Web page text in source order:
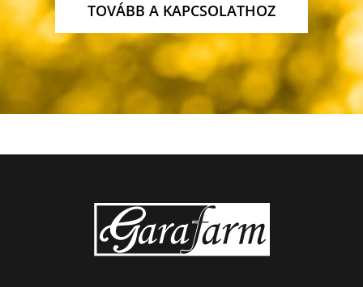
TOVÁBB A KAPCSOLATHOZ